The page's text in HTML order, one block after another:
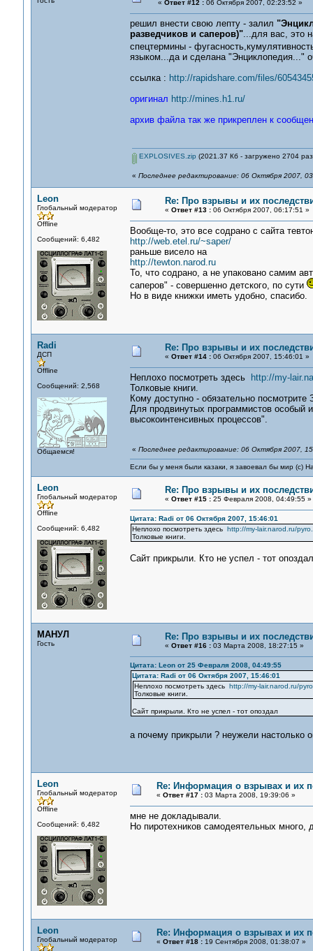
« Ответ #12 :06 Октября 2007, 02:23:52 »
решил внести свою лепту - залил
разведчиков и саперов)"...для вас, это
спецтермины -
языком...да и сделана "Энциклопедия..."
ссылка : http://rapidshare.com/files/
оригинал http://mines.h1.ru/
архив файла так же прикреплен к
EXPLOSIVES.zip (2021.37 Кб - загружено 2704
« Последнее редактирование: 06 Октября 2007,
Leon
Глобальный модератор
Offline
Сообщений: 6,482
Re: Про взрывы и их
« Ответ #13 :06 Октября 2007, 06:17:51 »
Вообще-то, это все содрано с сайта
http://web.etel.ru/~saper/
раньше висело на
http://tewton.narod.ru
То, что содрано, а не упаковано самим
саперов" - совершенно детского, по сути
Но в виде книжки иметь удобно, спасибо.
Radi
ДСП
Offline
Сообщений: 2,568
Общаемся!
Re: Про взрывы и их
« Ответ #14 :06 Октября 2007, 15:46:01 »
Неплохо посмотреть здесь
http://my-
Толковые книги.
Кому доступно - обязательно посмотрите
Для продвинутых программистов особый
высокоинтенсивных процессов".
« Последнее редактирование: 06 Октября 2007,
Если бы у меня были казаки, я завоевал бы мир (с)
Leon
Глобальный модератор
Offline
Сообщений: 6,482
Re: Про взрывы и их
« Ответ #15 :25 Февраля 2008, 04:49:55 »
Цитата: Radi от 06 Октября 2007, 15:46:01
Неплохо посмотреть здесь http://my-lair.narod.ru/
Толковые книги.
Сайт прикрыли. Кто не успел - тот опоздал
МАНУЛ
Гость
Re: Про взрывы и их
« Ответ #16 :03 Марта 2008, 18:27:15 »
Цитата: Leon от 25 Февраля 2008, 04:49:55
Цитата: Radi от 06 Октября 2007, 15:46:01
Неплохо посмотреть здесь http://my-lair.narod.ru/
Толковые книги.
Сайт прикрыли. Кто не успел - тот опоздал
а почему прикрыли ? неужели
Leon
Глобальный модератор
Offline
Сообщений: 6,482
Re: Информация о взрывах и их
« Ответ #17 :03 Марта 2008, 19:39:06 »
мне не докладывали.
Но пиротехников самодеятельных много,
Leon
Глобальный модератор
Re: Информация о взрывах и их
« Ответ #18 :19 Сентября 2008, 01:38:07 »